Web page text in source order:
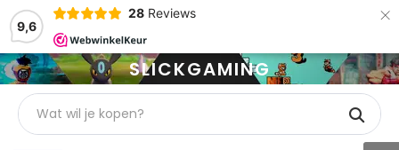
9,6
28 Reviews ×
SLICKGAMING